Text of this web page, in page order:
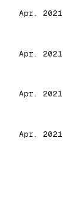
Apr. 2021
Apr. 2021
Apr. 2021
Apr. 2021